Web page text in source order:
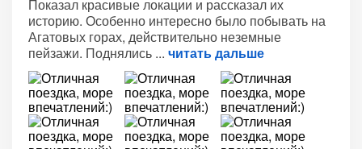
Показал красивые локации и рассказал их
историю. Особенно интересно было побывать на
Агатовых горах, действительно неземные
пейзажи. Поднялись
читать дальше